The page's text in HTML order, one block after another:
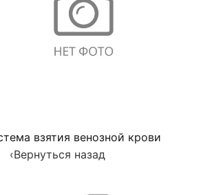
взятия венозной крови
‹Вернуться назад